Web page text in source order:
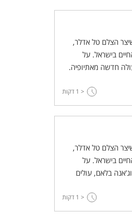
הצלם טל אדלר,
בישראל. על
חדשה מאתיופיה.
< 1 דקות
הצלם טל אדלר,
בישראל. על
בלאם, עולים
< 1 דקות